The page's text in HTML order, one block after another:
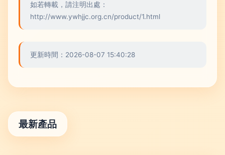
如若轉載，請注明出處：
http://www.ywhjjc.org.cn/product/1.html
更新時間：2026-08-07 15:40:28
最新產品